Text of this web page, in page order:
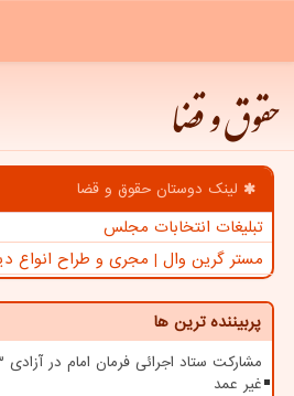
حقوق و قضا
لینک دوستان حقوق و قضا
تبلیغات انتخابات مجلس
مستر گرین وال | مجری و طراح انواع
پربیننده ترین ها
غیر عمد